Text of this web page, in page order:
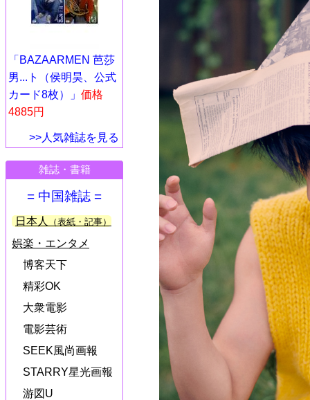
「BAZAARMEN 芭莎
男...ト（侯明昊、公式
カード8枚）」 価格
4885円
>>人気雑誌を見る
雑誌・書籍
= 中国雑誌 =
日本人 （表紙・記事）
娯楽・エンタメ
博客天下
精彩OK
大衆電影
電影芸術
SEEK風尚画報
STARRY星光画報
游図U